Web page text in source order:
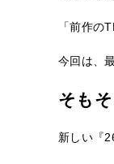
「前作の
今回は、
そも
新しい『